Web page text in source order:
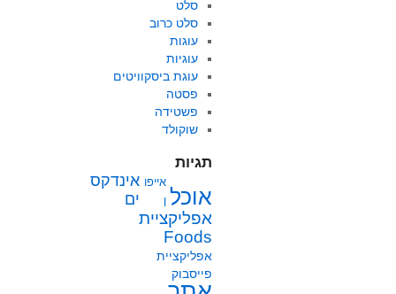
סלט
סלט כרוב
עוגות
עוגיות
עוגת ביסקוויטים
פסטה
פשטידה
שוקולד
תגיות
אוכל
אייפו
ן
אינדקס
ים
אפליקציית
Foods
אפליקציית
פייסבוק